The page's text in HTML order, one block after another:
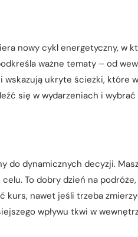
nowy cykl energetyczny, w
ważne tematy – od
ukryte ścieżki, które
się w wydarzeniach i
do dynamicznych decyzji.
To dobry dzień na
kurs, nawet jeśli trzeba
wpływu tkwi w